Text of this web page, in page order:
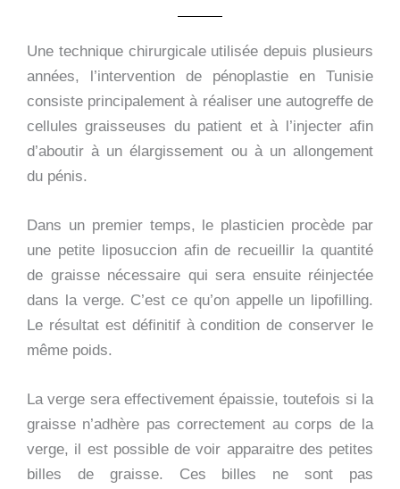
Une technique chirurgicale utilisée depuis plusieurs
années, l’intervention de pénoplastie en Tunisie
consiste principalement à réaliser une autogreffe de
cellules graisseuses du patient et à l’injecter afin
d’aboutir à un élargissement ou à un allongement
du pénis.
Dans un premier temps, le plasticien procède par
une petite liposuccion afin de recueillir la quantité
de graisse nécessaire qui sera ensuite réinjectée
dans la verge. C’est ce qu’on appelle un lipofilling.
Le résultat est définitif à condition de conserver le
même poids.
La verge sera effectivement épaissie, toutefois si la
graisse n’adhère pas correctement au corps de la
verge, il est possible de voir apparaitre des petites
billes de graisse. Ces billes ne sont pas